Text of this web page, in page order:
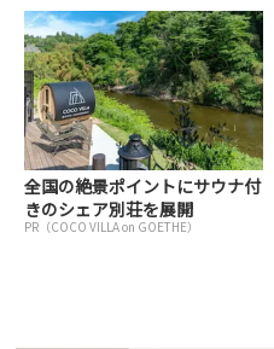
全国の絶景ポイントにサウナ付
きのシェア別荘を展開
PR（COCO VILLA on GOETHE）